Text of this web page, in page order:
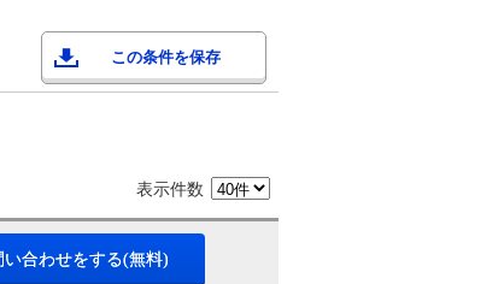
この条件を保存
表示件数
い合わせをする(無料)